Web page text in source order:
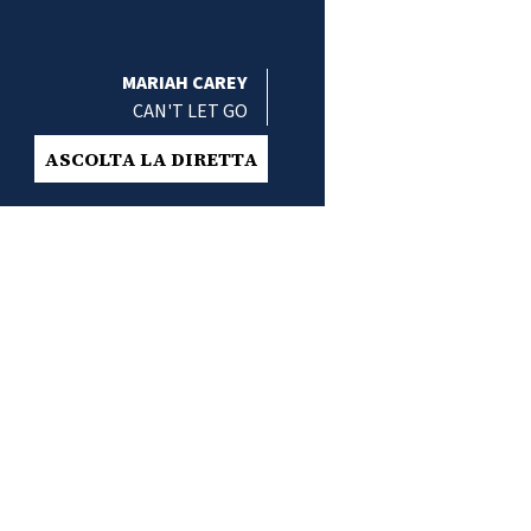
MARIAH CAREY
CAN'T LET GO
ASCOLTA LA DIRETTA